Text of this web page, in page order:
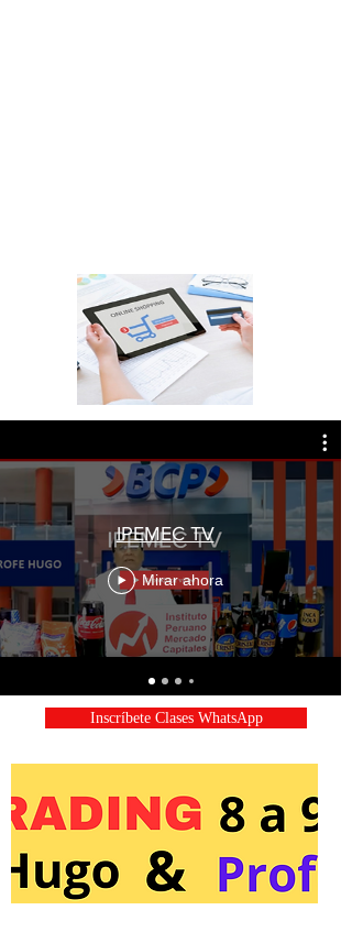
IPEMEC TV
Mirar ahora
Inscríbete Clases WhatsApp